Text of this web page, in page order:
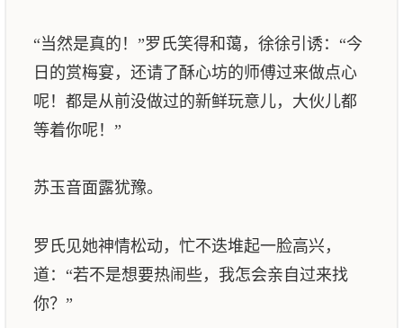
“当然是真的！”罗氏笑得和蔼，徐徐引诱：“今
日的赏梅宴，还请了酥心坊的师傅过来做点心
呢！都是从前没做过的新鲜玩意儿，大伙儿都
等着你呢！”
苏玉音面露犹豫。
罗氏见她神情松动，忙不迭堆起一脸高兴，
道：“若不是想要热闹些，我怎会亲自过来找
你？”